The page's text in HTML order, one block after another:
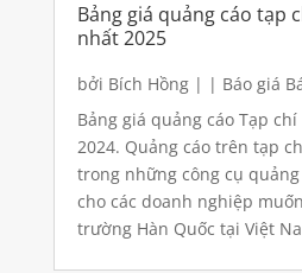
Bảng giá quảng cáo tạp
nhất 2025
bởi Bích Hồng| | Báo giá
Quảng cáo báo giấy
Bảng giá quảng cáo Tạp
2024. Quảng cáo trên tạp
trong những công cụ
cho các doanh nghiệp
trường Hàn Quốc tại Việt